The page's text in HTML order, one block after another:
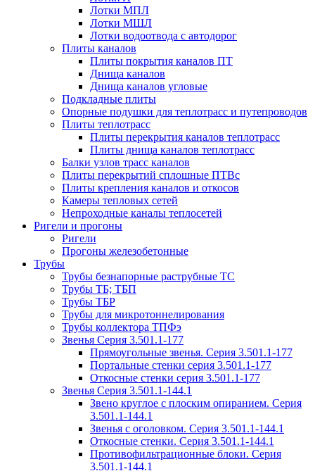
Лотки МПЛ
Лотки МШЛ
Лотки водоотвода с автодорог
Плиты каналов
Плиты покрытия каналов ПТ
Днища каналов
Днища каналов угловые
Подкладные плиты
Опорные подушки для теплотрасс и путепроводов
Плиты теплотрасс
Плиты перекрытия каналов теплотрасс
Плиты днища каналов теплотрасс
Балки узлов трасс каналов
Плиты перекрытий сплошные ПТВс
Плиты крепления каналов и откосов
Камеры тепловых сетей
Непроходные каналы теплосетей
Ригели и прогоны
Ригели
Прогоны железобетонные
Трубы
Трубы безнапорные раструбные ТС
Трубы ТБ; ТБП
Трубы ТБР
Трубы для микротоннелирования
Трубы коллектора ТПФэ
Звенья Серия 3.501.1-177
Прямоугольные звенья. Серия 3.501.1-177
Портальные стенки серия 3.501.1-177
Откосные стенки серия 3.501.1-177
Звенья Серия 3.501.1-144.1
Звено круглое с плоским опиранием. Серия
3.501.1-144.1
Звенья с оголовком. Серия 3.501.1-144.1
Откосные стенки. Серия 3.501.1-144.1
Противофильтрационные блоки. Серия
3.501.1-144.1